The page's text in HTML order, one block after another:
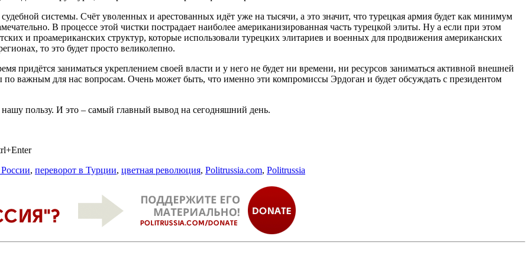
системы. Счёт уволенных и арестованных идёт уже на тысячи, а это значит, что турецкая армия будет как минимум
В процессе этой чистки пострадает наиболее американизированная часть турецкой элиты. Ну а если при этом
и проамериканских структур, которые использовали турецких элитариев и военных для продвижения американских
то это будет просто великолепно.
придётся заниматься укреплением своей власти и у него не будет ни времени, ни ресурсов заниматься активной внешней
по важным для нас вопросам. Очень может быть, что именно эти компромиссы Эрдоган и будет обсуждать с президентом
пользу. И это – самый главный вывод на сегодняшний день.
, переворот в Турции, цветная революция, Politrussia.com, Politrussia